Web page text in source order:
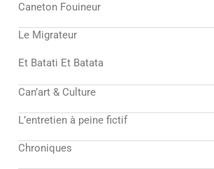
Caneton Fouineur
Le Migrateur
Et Batati Et Batata
Can’art & Culture
L’entretien à peine fictif
Chroniques